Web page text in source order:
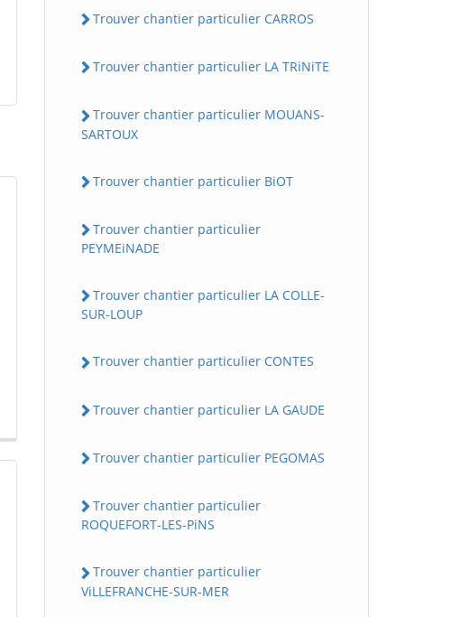
Trouver chantier particulier CARROS
Trouver chantier particulier LA TRiNiTE
Trouver chantier particulier MOUANS-
SARTOUX
Trouver chantier particulier BiOT
Trouver chantier particulier
PEYMEiNADE
Trouver chantier particulier LA COLLE-
SUR-LOUP
Trouver chantier particulier CONTES
Trouver chantier particulier LA GAUDE
Trouver chantier particulier PEGOMAS
Trouver chantier particulier
ROQUEFORT-LES-PiNS
Trouver chantier particulier
ViLLEFRANCHE-SUR-MER